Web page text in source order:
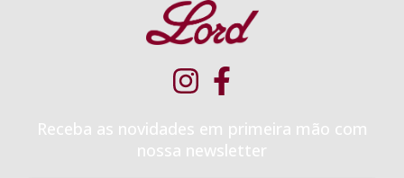
Receba as novidades em primeira mão com
nossa newsletter